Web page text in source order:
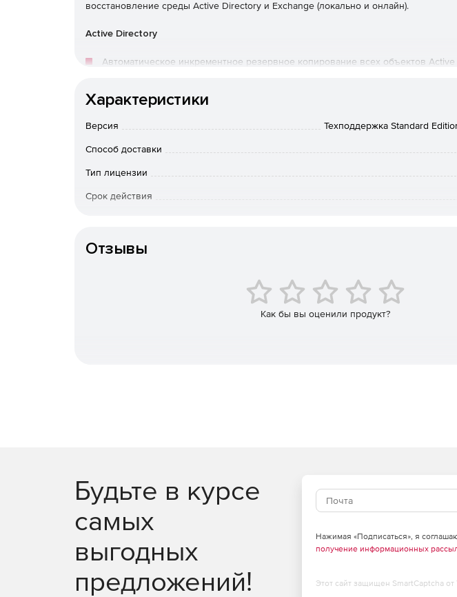
восстановление среды Active Directory и Exchange (локально и онлайн).
Active Directory
Автоматическое инкрементное резервное копирование всех объектов Active
объекты, в виде разных версий.
после этого момента времени.
Восстановление удаленных объектов AD и их атрибутов в один клик с
корзины.
домена, что обеспечивает постоянную доступность контроллеров домена.
Характеристики
Версия Техподдержка Standard
Способ доставки
Тип лицензии
Срок действия
Отзывы
Как бы вы оценили продукт?
Будьте в курсе
самых
выгодных
предложений!
Нажимая «Подписаться», я
получение информационных
Этот сайт защищен SmartCaptcha от